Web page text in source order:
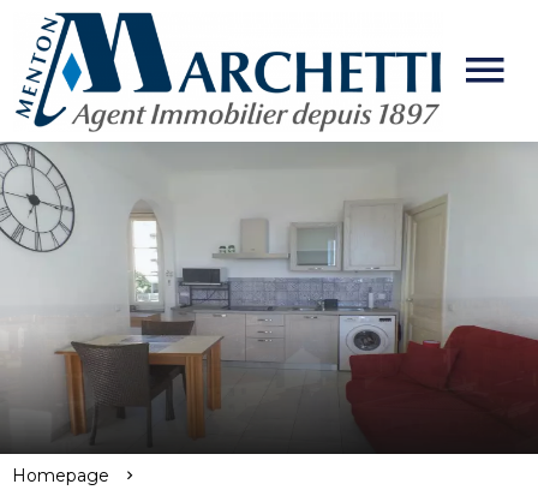
Homepage